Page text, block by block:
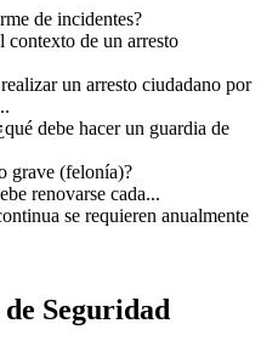
de incidentes?
contexto de un arresto
un arresto ciudadano por
debe hacer un guardia de
grave (felonía)?
renovarse cada...
se requieren anualmente
Seguridad